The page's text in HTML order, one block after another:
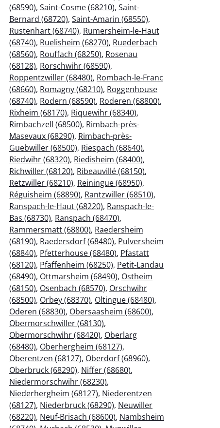
(68590), Saint-Cosme (68210), Saint-
Bernard (68720), Saint-Amarin (68550),
Rustenhart (68740), Rumersheim-le-Haut
(68740), Ruelisheim (68270), Ruederbach
(68560), Rouffach (68250), Rosenau
(68128), Rorschwihr (68590),
Roppentzwiller (68480), Rombach-le-Franc
(68660), Romagny (68210), Roggenhouse
(68740), Rodern (68590), Roderen (68800),
Rixheim (68170), Riquewihr (68340),
Rimbachzell (68500), Rimbach-près-
Masevaux (68290), Rimbach-près-
Guebwiller (68500), Riespach (68640),
Riedwihr (68320), Riedisheim (68400),
Richwiller (68120), Ribeauvillé (68150),
Retzwiller (68210), Reiningue (68950),
Réguisheim (68890), Rantzwiller (68510),
Ranspach-le-Haut (68220), Ranspach-le-
Bas (68730), Ranspach (68470),
Rammersmatt (68800), Raedersheim
(68190), Raedersdorf (68480), Pulversheim
(68840), Pfetterhouse (68480), Pfastatt
(68120), Pfaffenheim (68250), Petit-Landau
(68490), Ottmarsheim (68490), Ostheim
(68150), Osenbach (68570), Orschwihr
(68500), Orbey (68370), Oltingue (68480),
Oderen (68830), Obersaasheim (68600),
Obermorschwiller (68130),
Obermorschwihr (68420), Oberlarg
(68480), Oberhergheim (68127),
Oberentzen (68127), Oberdorf (68960),
Oberbruck (68290), Niffer (68680),
Niedermorschwihr (68230),
Niederhergheim (68127), Niederentzen
(68127), Niederbruck (68290), Neuwiller
(68220), Neuf-Brisach (68600), Nambsheim